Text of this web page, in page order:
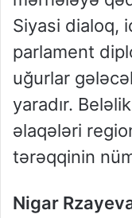
Siyasi dialoq,
parlament
uğurlar
yaradır.
əlaqələri
tərəqqinin
Nigar